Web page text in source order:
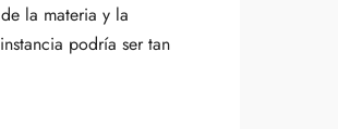
la materia y la
podría ser tan